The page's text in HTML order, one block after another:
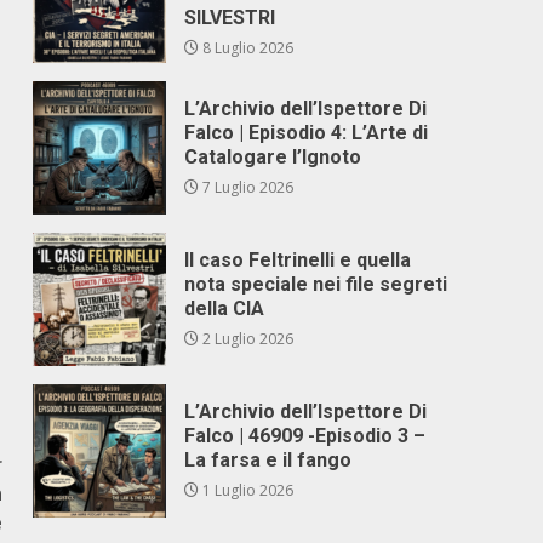
SILVESTRI
8 Luglio 2026
L’Archivio dell’Ispettore Di
Falco | Episodio 4: L’Arte di
Catalogare l’Ignoto
7 Luglio 2026
Il caso Feltrinelli e quella
nota speciale nei file segreti
della CIA
2 Luglio 2026
L’Archivio dell’Ispettore Di
Falco | 46909 -Episodio 3 –
La farsa e il fango
1 Luglio 2026